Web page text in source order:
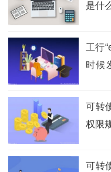
是什
工行
时候
可转
权限
可转